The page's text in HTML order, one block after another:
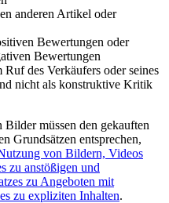
anderen Artikel oder
Bewertungen oder
Bewertungen
des Verkäufers oder seines
nicht als konstruktive Kritik
müssen den gekauften
Grundsätzen entsprechen,
von Bildern, Videos
zu anstößigen und
zu Angeboten mit
zu expliziten Inhalten.